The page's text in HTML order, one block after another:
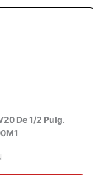
De1/2 Pulg.